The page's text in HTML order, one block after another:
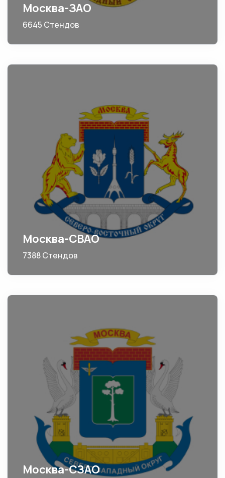
Москва-ЗАО
6645 Стендов
Москва-СВАО
7388 Стендов
Москва-СЗАО